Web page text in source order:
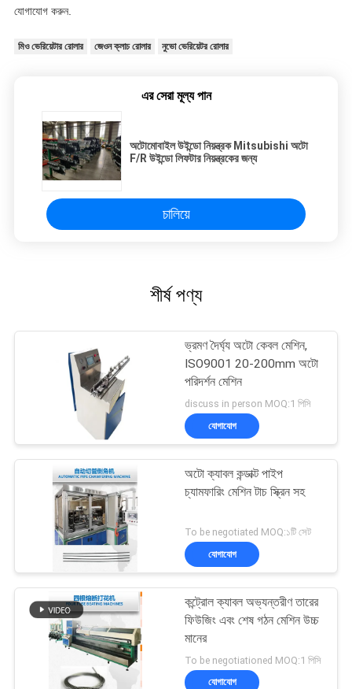
যোগাযোগ করুন.
মিও ভেরিয়েটার রোলার জেওন ক্লাচ রোলার নুভো ভেরিয়েটর রোলার
এর সেরা মূল্য পান
অটোমোবাইল উইন্ডো নিয়ন্ত্রক Mitsubishi অটো
F/R উইন্ডো লিফটার নিয়ন্ত্রকের জন্য
চালিয়ে
শীর্ষ পণ্য
ভ্রমণ দৈর্ঘ্য অটো কেবল মেশিন,
ISO9001 20-200mm অটো
পরিদর্শন মেশিন
discuss in person MOQ:1 পিসি
যোগাযোগ
অটো ক্যাবল কন্ডাক্ট পাইপ
চ্যামফারিং মেশিন টাচ স্ক্রিন সহ
To be negotiated MOQ:১টি সেট
যোগাযোগ
কন্ট্রোল ক্যাবল অভ্যন্তরীণ তারের
ফিউজিং এবং শেষ গঠন মেশিন উচ্চ
মানের
To be negotiationed MOQ:1 পিসি
যোগাযোগ